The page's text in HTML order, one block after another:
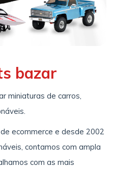
bazar
miniaturas de carros,
ecommerce e desde 2002
contamos com ampla
com as mais